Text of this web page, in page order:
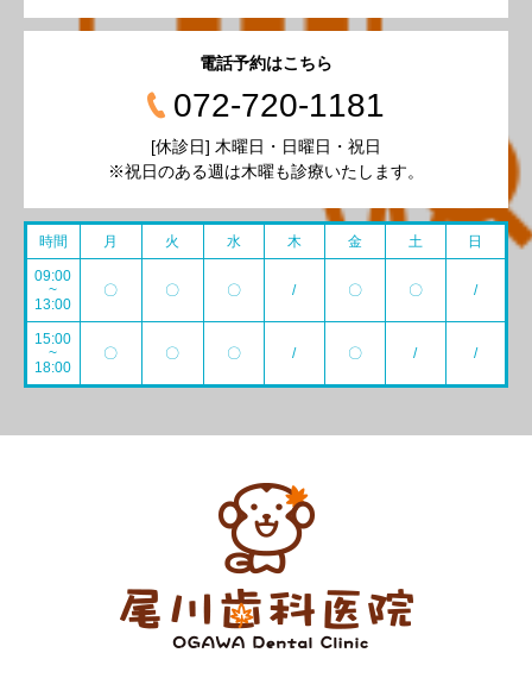
電話予約はこちら
072-720-1181
[休診日] 木曜日・日曜日・祝日
※祝日のある週は木曜も診療いたします。
時間 月 火 水 木 金 土 日
09:00
~
13:00
〇 〇 〇 / 〇 〇 /
15:00
~
18:00
〇 〇 〇 / 〇 / /